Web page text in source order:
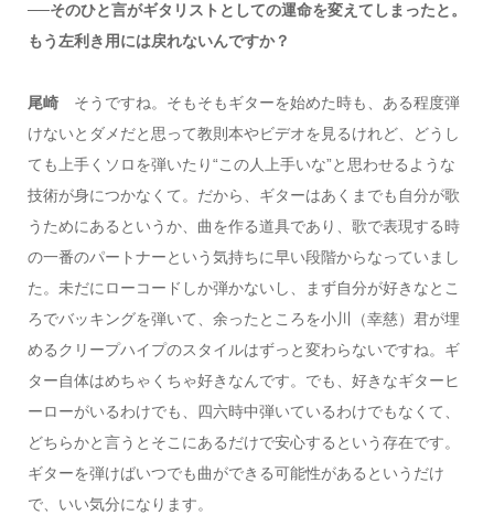
──そのひと言がギタリストとしての運命を変えてしまったと。
もう左利き用には戻れないんですか？
尾崎そうですね。そもそもギターを始めた時も、ある程度弾
けないとダメだと思って教則本やビデオを見るけれど、どうし
ても上手くソロを弾いたり“この人上手いな”と思わせるような
技術が身につかなくて。だから、ギターはあくまでも自分が歌
うためにあるというか、曲を作る道具であり、歌で表現する時
の一番のパートナーという気持ちに早い段階からなっていまし
た。未だにローコードしか弾かないし、まず自分が好きなとこ
ろでバッキングを弾いて、余ったところを小川（幸慈）君が埋
めるクリープハイプのスタイルはずっと変わらないですね。ギ
ター自体はめちゃくちゃ好きなんです。でも、好きなギターヒ
ーローがいるわけでも、四六時中弾いているわけでもなくて、
どちらかと言うとそこにあるだけで安心するという存在です。
ギターを弾けばいつでも曲ができる可能性があるというだけ
で、いい気分になります。